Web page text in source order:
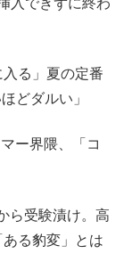
入できずに終わ
る」夏の定番
どダルい」
ー界隈、「コ
ら受験漬け。高
る豹変」とは